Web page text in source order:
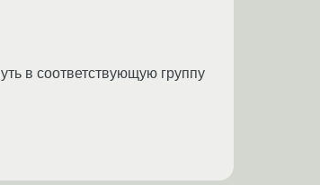
в соответствующую группу